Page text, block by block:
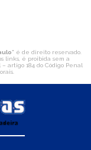
" é de direito reservado.
links, é proibida sem a
artigo 184 do Código Penal
.